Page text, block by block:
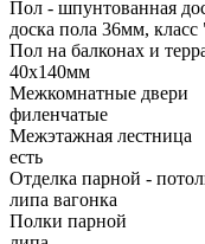
Пол - шпунтованная
доска пола 36мм,
Пол на балконах и
40х140мм
Межкомнатные двери
филенчатые
Межэтажная лестница
есть
Отделка парной -
липа вагонка
Полки парной